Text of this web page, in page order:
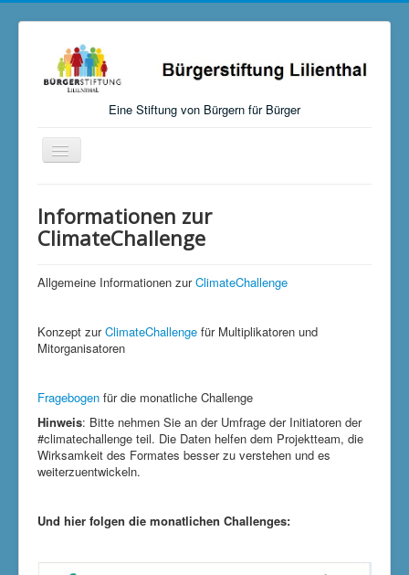
Eine Stiftung von Bürgern für Bürger
Navigation
an/aus
Aktuelles
Mitmachen, Spenden, Stiften
Links
Aktuelle Seite: Startseite ClimateChallenge
Informationen zur
ClimateChallenge
Allgemeine Informationen zurClimateChallenge
Konzept zurClimateChallenge für Multiplikatoren und
Mitorganisatoren
Fragebogen für die monatliche Challenge
Hinweis: Bitte nehmen Sie an der Umfrage der Initiatoren der
#climatechallenge teil. Die Daten helfen dem Projektteam, die
Wirksamkeit des Formates besser zu verstehen und es
weiterzuentwickeln.
Und hier folgen die monatlichen Challenges: